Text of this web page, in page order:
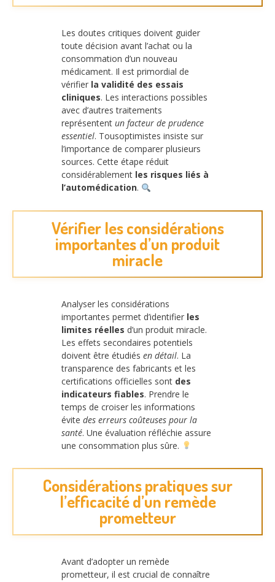
Les doutes critiques doivent guider
toute décision avant l’achat ou la
consommation d’un nouveau
médicament. Il est primordial de
vérifier la validité des essais
cliniques. Les interactions possibles
avec d’autres traitements
représentent un facteur de prudence
essentiel. Tousoptimistes insiste sur
l’importance de comparer plusieurs
sources. Cette étape réduit
considérablement les risques liés à
l’automédication.
Vérifier les considérations
importantes d’un produit
miracle
Analyser les considérations
importantes permet d’identifier les
limites réelles d’un produit miracle.
Les effets secondaires potentiels
doivent être étudiés en détail. La
transparence des fabricants et les
certifications officielles sont des
indicateurs fiables. Prendre le
temps de croiser les informations
évite des erreurs coûteuses pour la
santé. Une évaluation réfléchie assure
une consommation plus sûre.
Considérations pratiques sur
l’efficacité d’un remède
prometteur
Avant d’adopter un remède
prometteur, il est crucial de connaître